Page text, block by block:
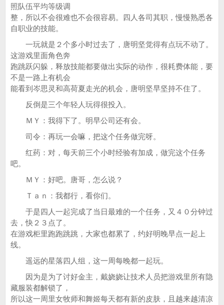
照队伍平均等级调
整，所以不会很难也不会很容易。四人各司其职，慢慢熟悉各
自职业的技能。
一玩就是２个多小时过去了，唐明坚觉得有点玩不动了。
这游戏里面角色奔
跑跳跃闪躲，释放技能都要做出实际的动作，很耗费体能，要
不是一路上有机会
能看到岑思灵和高荷夏走光的机会，唐明坚早坚持不住了。
反倒是三个年轻人玩得很投入。
ＭＹ：我得下了。明早公司还有会。
司令：再玩一会嘛，把这个任务做完呀。
红药：对，每天前三个小时经验有加成，做完这个任务
吧。
ＭＹ：好吧。唐哥，怎么说？
Ｔａｎ：我都行，看你们。
于是四人一起完成了当日最难的一个任务，又４０分钟过
去，快２３点了。
在游戏柜里跑跑跳跳，大家也都累了，约好明晚早点一起上
线。
遥远的星落四人组，这一周每晚都一起玩。
因为是为了讨好金主，戴娆娆让技术人员把游戏里所有隐
藏服装都解锁了，
所以这一周里女牧师和舞姬每天都有新的皮肤，且越来越清凉